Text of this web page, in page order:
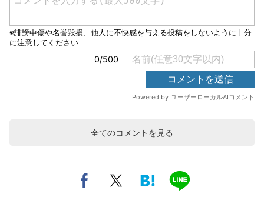
全てのコメントを見る